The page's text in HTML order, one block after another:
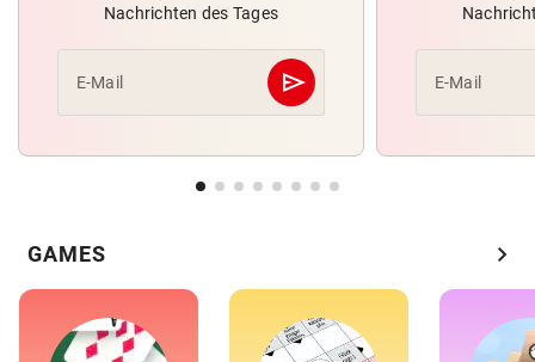
Nachrichten des Tages
E-Mail send
Abschicken E-Mail
GAMES chevron_right